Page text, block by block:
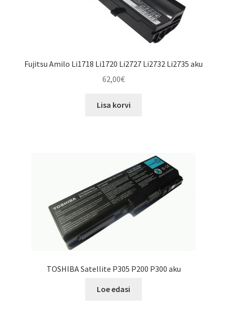
Fujitsu Amilo Li1718 Li1720 Li2727 Li2732 Li2735 aku
62,00€
Lisa korvi
TOSHIBA Satellite P305 P200 P300 aku
Loe edasi